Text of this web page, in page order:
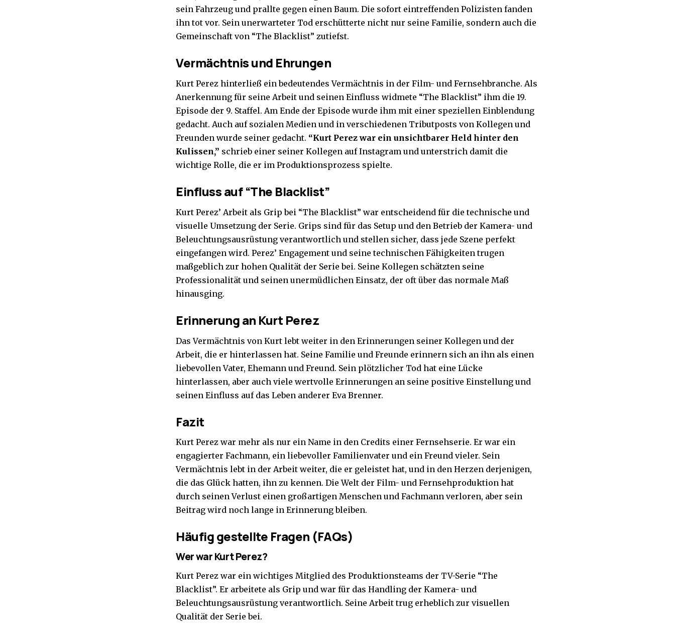
sein Fahrzeug und prallte gegen einen Baum. Die sofort eintreffenden Polizisten fanden
ihn tot vor. Sein unerwarteter Tod erschütterte nicht nur seine Familie, sondern auch die
Gemeinschaft von “The Blacklist” zutiefst.
Vermächtnis und Ehrungen
Kurt Perez hinterließ ein bedeutendes Vermächtnis in der Film- und Fernsehbranche. Als
Anerkennung für seine Arbeit und seinen Einfluss widmete “The Blacklist” ihm die 19.
Episode der 9. Staffel. Am Ende der Episode wurde ihm mit einer speziellen Einblendung
gedacht. Auch auf sozialen Medien und in verschiedenen Tributposts von Kollegen und
Freunden wurde seiner gedacht. “Kurt Perez war ein unsichtbarer Held hinter den
Kulissen,” schrieb einer seiner Kollegen auf Instagram und unterstrich damit die
wichtige Rolle, die er im Produktionsprozess spielte.
Einfluss auf “The Blacklist”
Kurt Perez’ Arbeit als Grip bei “The Blacklist” war entscheidend für die technische und
visuelle Umsetzung der Serie. Grips sind für das Setup und den Betrieb der Kamera- und
Beleuchtungsausrüstung verantwortlich und stellen sicher, dass jede Szene perfekt
eingefangen wird. Perez’ Engagement und seine technischen Fähigkeiten trugen
maßgeblich zur hohen Qualität der Serie bei. Seine Kollegen schätzten seine
Professionalität und seinen unermüdlichen Einsatz, der oft über das normale Maß
hinausging.
Erinnerung an Kurt Perez
Das Vermächtnis von Kurt lebt weiter in den Erinnerungen seiner Kollegen und der
Arbeit, die er hinterlassen hat. Seine Familie und Freunde erinnern sich an ihn als einen
liebevollen Vater, Ehemann und Freund. Sein plötzlicher Tod hat eine Lücke
hinterlassen, aber auch viele wertvolle Erinnerungen an seine positive Einstellung und
seinen Einfluss auf das Leben anderer Eva Brenner.
Fazit
Kurt Perez war mehr als nur ein Name in den Credits einer Fernsehserie. Er war ein
engagierter Fachmann, ein liebevoller Familienvater und ein Freund vieler. Sein
Vermächtnis lebt in der Arbeit weiter, die er geleistet hat, und in den Herzen derjenigen,
die das Glück hatten, ihn zu kennen. Die Welt der Film- und Fernsehproduktion hat
durch seinen Verlust einen großartigen Menschen und Fachmann verloren, aber sein
Beitrag wird noch lange in Erinnerung bleiben.
Häufig gestellte Fragen (FAQs)
Wer war Kurt Perez?
Kurt Perez war ein wichtiges Mitglied des Produktionsteams der TV-Serie “The
Blacklist”. Er arbeitete als Grip und war für das Handling der Kamera- und
Beleuchtungsausrüstung verantwortlich. Seine Arbeit trug erheblich zur visuellen
Qualität der Serie bei.